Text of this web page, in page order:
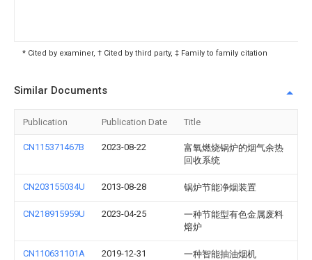
* Cited by examiner, † Cited by third party, ‡ Family to family citation
Similar Documents
Publication Publication Date Title
CN115371467B 2023-08-22
富氧燃烧锅炉的烟气余热
回收系统
CN203155034U 2013-08-28 锅炉节能净烟装置
CN218915959U 2023-04-25
一种节能型有色金属废料
熔炉
CN110631101A 2019-12-31 一种智能抽油烟机